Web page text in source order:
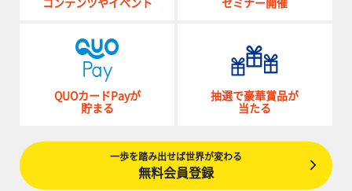
コンテンツやイベント セミナー開催
QUOカードPayが
貯まる
抽選で豪華賞品が
当たる
一歩を踏み出せば世界が変わる
無料会員登録